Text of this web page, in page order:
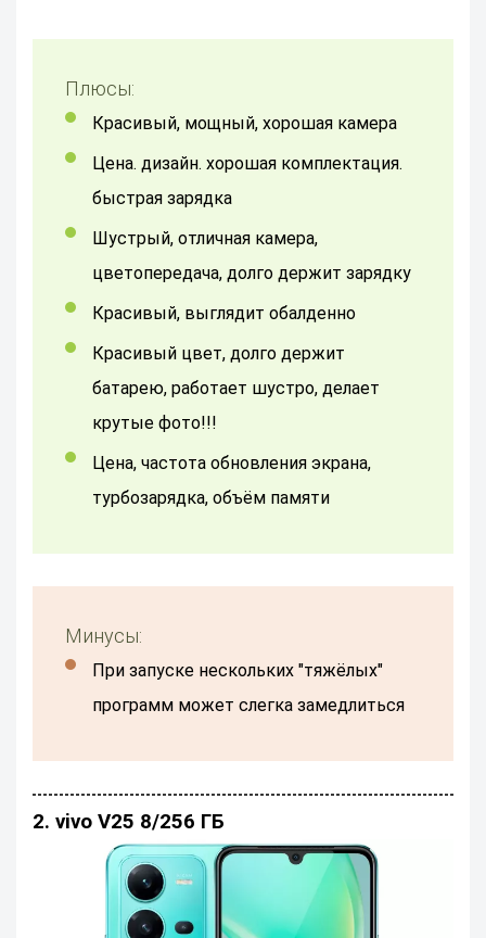
Плюсы:
Красивый, мощный, хорошая камера
цена. дизайн. хорошая комплектация.
быстрая зарядка
Шустрый, отличная камера,
цветопередача, долго держит зарядку
красивый, выглядит обалденно
Красивый цвет, долго держит
батарею, работает шустро, делает
крутые фото!!!
цена, частота обновления экрана,
турбозарядка, объём памяти
Минусы:
При запуске нескольких "тяжёлых"
программ может слегка замедлиться
2. vivo V25 8/256 ГБ